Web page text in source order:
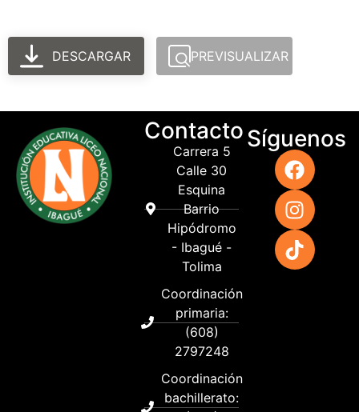
DESCARGAR PREVISUALIZAR
Contacto
Carrera 5
Calle 30
Esquina
Barrio
Hipódromo
- Ibagué -
Tolima
Coordinación
primaria:
(608)
2797248
Coordinación
bachillerato:
Síguenos